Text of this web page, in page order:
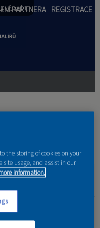
obsahu
PARTNERA REGISTRACE
the storing of cookies on your
usage, and assist in our
information.